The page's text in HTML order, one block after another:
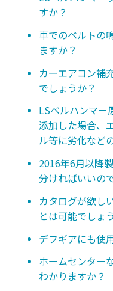
すか？
車でのベルトの
ますか？
カーエアコン補
でしょうか？
LSベルハンマー
添加した場合、
ル等に劣化など
2016年6月以降
分ければいいの
カタログが欲し
とは可能でしょ
デフギアにも使
ホームセンター
わかりますか？